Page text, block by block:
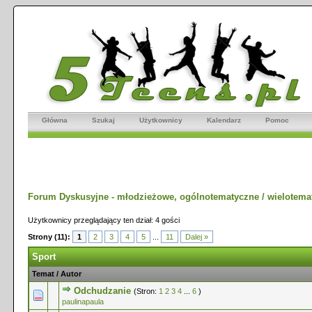
Główna Szukaj Użytkownicy Kalendarz Pomoc
Forum Dyskusyjne - młodzieżowe, ogólnotematyczne /
Użytkownicy przeglądający ten dział: 4 gości
Strony (11):
1 2 3 4 5 11 Dalej »
Sport
Temat / Autor
Odchudzanie (Stron: 1 2 3 4 6 )
paulinapaula
0 głosów - średnia ocena: 0 na 5 gwiazdek
1 2345